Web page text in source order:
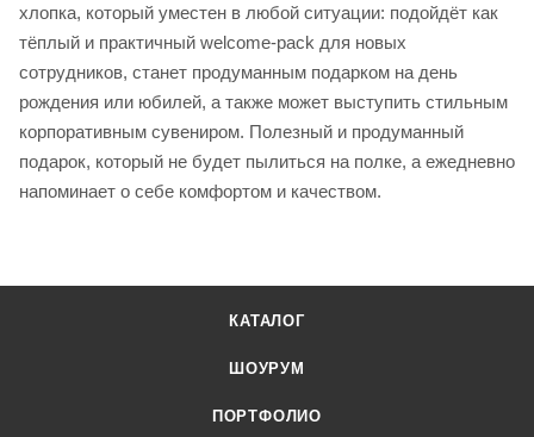
хлопка, который уместен в любой ситуации: подойдёт как
тёплый и практичный welcome-pack для новых
сотрудников, станет продуманным подарком на день
рождения или юбилей, а также может выступить стильным
корпоративным сувениром. Полезный и продуманный
подарок, который не будет пылиться на полке, а ежедневно
напоминает о себе комфортом и качеством.
КАТАЛОГ
ШОУРУМ
ПОРТФОЛИО